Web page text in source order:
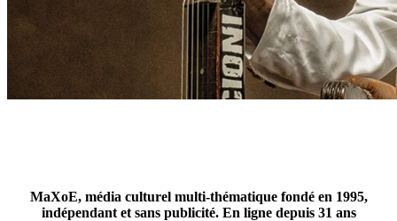
MaXoE, média culturel multi-thématique fondé en 1995,
indépendant et sans publicité. En ligne depuis 31 ans